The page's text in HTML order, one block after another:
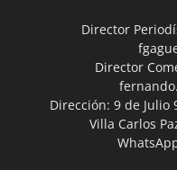
Director
Director
Dirección: 9 de Julio
Villa Carlos